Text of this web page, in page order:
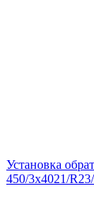
Установка
450/3x4021/